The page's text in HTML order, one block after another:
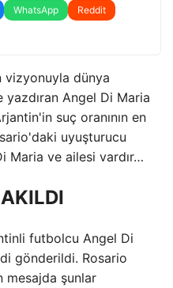
WhatsApp
Reddit
vizyonuyla dünya
yazdıran Angel Di Maria
suç oranının en
uyuşturucu
Maria ve ailesi vardır…
futbolcu Angel Di
gönderildi. Rosario
mesajda şunlar